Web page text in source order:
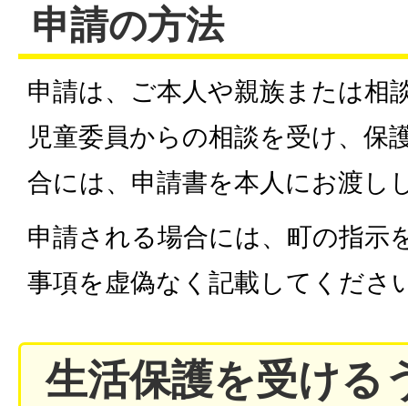
申請の方法
申請は、ご本人や親族または相
児童委員からの相談を受け、保
合には、申請書を本人にお渡し
申請される場合には、町の指示
事項を虚偽なく記載してくださ
生活保護を受ける